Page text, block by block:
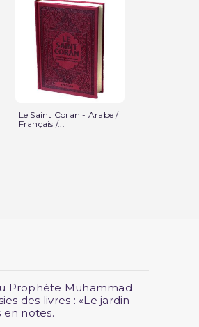
Le Saint Coran - Arabe /
Français /...
Prophète Muhammad
des livres : «Le jardin
en notes.